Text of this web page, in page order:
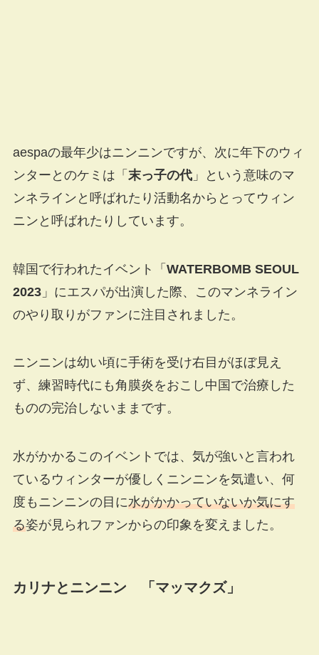
aespaの最年少はニンニンですが、次に年下のウィ
ンターとのケミは「 末っ子の代」という意味のマ
ンネラインと呼ばれたり活動名からとってウィン
ニンと呼ばれたりしています。
韓国で行われたイベント「 WATERBOMB SEOUL
2023」にエスパが出演した際、このマンネライン
のやり取りがファンに注目されました。
ニンニンは幼い頃に手術を受け右目がほぼ見え
ず、練習時代にも角膜炎をおこし中国で治療した
ものの完治しないままです。
水がかかるこのイベントでは、気が強いと言われ
ているウィンターが優しくニンニンを気遣い、何
度もニンニンの目に水がかかっていないか気にす
る姿が見られファンからの印象を変えました。
カリナとニンニン 「マッマクズ」